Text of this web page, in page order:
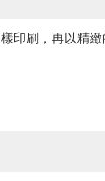
印刷，再以精